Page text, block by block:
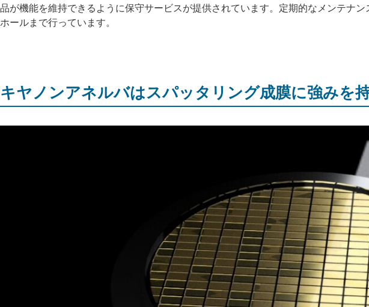
品が機能を維持できるように保守サービスが提供されています。定期的なメンテナ
ホールまで行っています。
キヤノンアネルバはスパッタリング成膜に強みを